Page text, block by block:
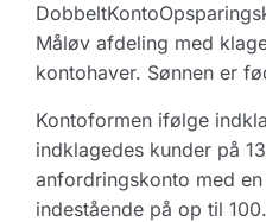
Måløv afdeling med
kontohaver. Sønnen er
Kontoformen ifølge
indklagedes kunder på
anfordringskonto med
indestående på op til